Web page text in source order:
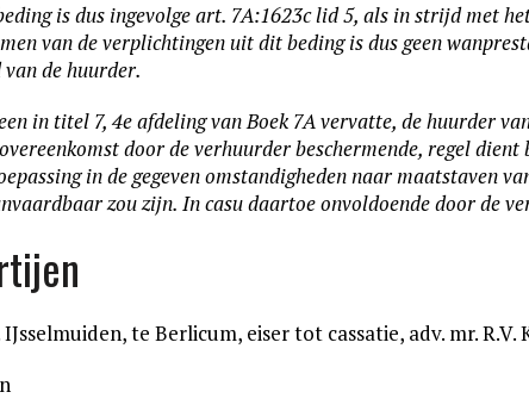
is dus ingevolge art. 7A:1623c lid 5, als in strijd met
van de verplichtingen uit dit beding is dus geen
van de huurder.
in titel 7, 4e afdeling van Boek 7A vervatte, de huurder
door de verhuurder beschermende, regel
in de gegeven omstandigheden naar maatstaven
zou zijn. In casu daartoe onvoldoende door de
IJsselmuiden, te Berlicum, eiser tot cassatie, adv. mr. R.V.